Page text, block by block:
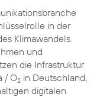
in der
Klimawandels.
und
die Infrastruktur
/ O2in Deutschland,
digitalen